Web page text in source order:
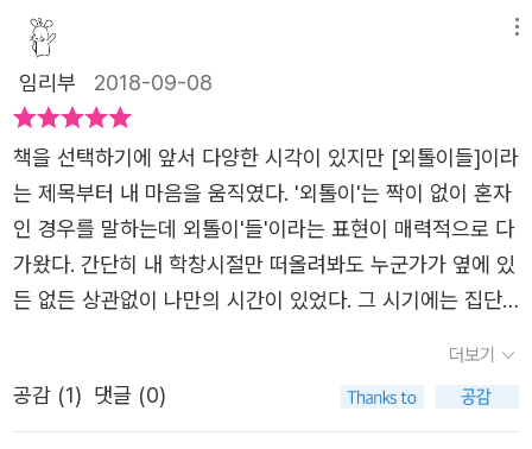
히려 겪기를 잘했던 일이라고. 금 붕어 사건 덕분에 나는 옳
은 길을 선택할 수 있었다, 그렇게 생각했죠.' {중략}'그런데
이게 뭔가 하고. 오늘 화장실에서 웩 웩, 토하면서 생각했어
요. 사실은 전혀 태연한 게 아니었고 극복한 것도 아니었잖
아. 내내 후유키의 금붕어에 사로잡혀 있었던 건가 하고
요.'사로잡혀 있었던 아니든 달라질 건 아무것도 없지만. 어
차피 자신은 외톨이니까 그게 뭐 어떻다는 건 아니지만. 그
래도 자신이 서 있는 장소가 단단한 지면에서 뻘밭이 되어
엄마의 성화로 키우지 못해 교실에서 키우게 된 후유키의 금
붕어를, 이사를 가면서 교실에 그대로 두고 간 금붕어를 날
마다 물을 갈아주고 먹이를 주면서 기르게 된다. 그런데 주
까중학교때 친하게 지내던 무리들과 학교소풍에서 놀이공원
을 간 그 날 총4명이 같이 다니다 어떤 놀이기구 하나에 한
명이 빠지고 세명이서 두명 한명 나눠졌을때 그 때 그 한명
이 내가 됐을때 느껴지는 그 소외감 같은것들살면서 다들 누
구나 한번쯤은 느껴봤을 그 소외감들이 이 책을 읽으면서 새
록새록 생각날지도 모르겠다.이책도 그런 사건이 외톨이의
시발점이라고 할 수 있다.평소에 친하게 지낸다고 생각했던
친구들의 그배신 아무도 내편을 들어주지 않는 그상황에 5
학년의 어리다면 어린 히토코는 정말 큰 상처를 받고 정말
큰 실망을 하고 힘든 하루하루를 보냈을 것이다.그런 상황들
고 같이 화가나고 하는 감정들을 느끼면서 재미있게 읽으며
든 아이들은 사소한 오해와 두려움, 질투심으로 그녀의 모습
을 외면해버리고 말았다. 그렇게 외톨이가 되어버렸다. 더이
상 무리 속에 끼지 못하는 히토코는 오롯이 자신만의 성을
쌓고 그 안에 자신을 가둬버렸다. 그 누구도 자신의 영역에
는 들어오지 못하게. 그렇게 '괴수'가 되어버린 히토코. 그런
식으로 이것저것 깔끔하게 버릴 수 있다면 뭐가 걱정이야?
자기 마음에 똑바로 마주 서서 마음 그대로 걷기 시작할 수
있다면 - 얼마나, 얼마나 행복할까?-148p아이들이 히토코
로 표현되는 후유키의 어머니, 그리고 금붕어의 죽음 이후
히토코의 이야기는 듣지도 않은 채 아이들을 몰아붙인 담임
선생님. 이 두 어른은 아이들의 삶에 큰 영향을 끼치면서도
임리부 2018-09-08
책을 선택하기에 앞서 다양한 시각이 있지만 [외톨이들]이라
는 제목부터 내 마음을 움직였다. '외톨이'는 짝이 없이 혼자
인 경우를 말하는데 외톨이'들'이라는 표현이 매력적으로 다
가왔다. 간단히 내 학창시절만 떠올려봐도 누군가가 옆에 있
든 없든 상관없이 나만의 시간이 있었다. 그 시기에는 집단
하게 여기는 아이들이 많았고 자연스레 거리감을 가지게 되
었다.이는 스스로 외톨이를 만든다고 할 수 있었으며 이 시
더보기
공감 (1) 댓글 (0)